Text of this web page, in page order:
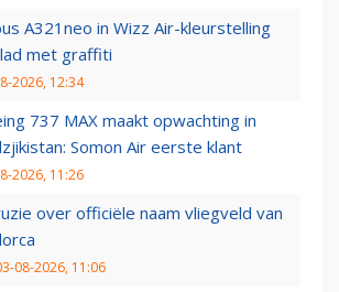
A321neo in Wizz Air-kleurstelling
met graffiti
2026, 12:34
737 MAX maakt opwachting in
Somon Air eerste klant
2026, 11:26
over officiële naam vliegveld van
08-2026, 11:06